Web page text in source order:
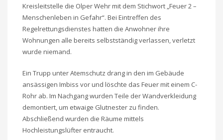
Kreisleitstelle die Olper Wehr mit dem Stichwort „Feuer 2 –
Menschenleben in Gefahr“. Bei Eintreffen des
Regelrettungsdienstes hatten die Anwohner ihre
Wohnungen alle bereits selbstständig verlassen, verletzt
wurde niemand.
Ein Trupp unter Atemschutz drang in den im Gebäude
ansässigen Imbiss vor und löschte das Feuer mit einem C-
Rohr ab. Im Nachgang wurden Teile der Wandverkleidung
demontiert, um etwaige Glutnester zu finden.
Abschließend wurden die Räume mittels
Hochleistungslüfter entraucht.